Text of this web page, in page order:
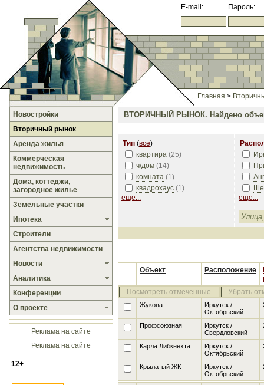
E-mail: Пароль:
Главная >
Новостройки
Вторичный рынок
Аренда жилья
Коммерческая
недвижимость
Дома, коттеджи,
загородное жилье
Земельные участки
Ипотека
Строители
Агентства недвижимости
Новости
Аналитика
Конференции
О проекте
Реклама на сайте
Реклама на сайте
12+
ВТОРИЧНЫЙ РЫНОК. Найдено
Тип (все)
квартира (25)
ч/дом (14)
комната (1)
квадрохаус (1)
еще...
еще...
Объект Расположение
Посмотреть отмеченные
Убрать
Жукова
Иркутск /
Октябрьский
Профсоюзная
Иркутск /
Свердловский
Карла Либкнехта
Иркутск /
Октябрьский
Крылатый ЖК
Иркутск /
Октябрьский